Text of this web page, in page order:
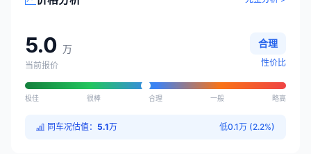
5.0 万
当前报价
合理
性价比
极佳 很棒 合理 一般 略高
同车况估值： 5.1万 低0.1万 (2.2%)